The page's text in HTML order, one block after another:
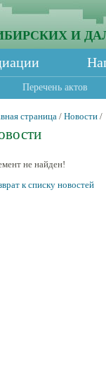
И
Перечень актов
страница / Новости /
не найден!
к списку новостей